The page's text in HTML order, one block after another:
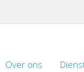
Over ons